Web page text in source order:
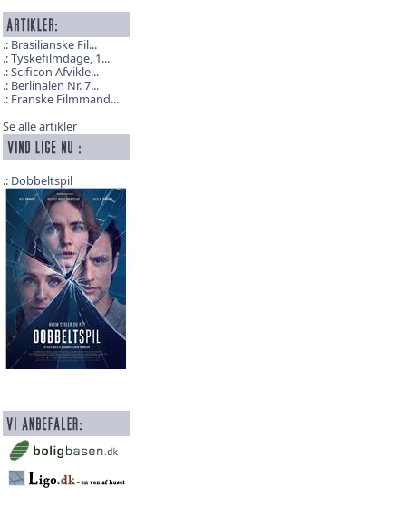
Brasilianske Fil...
Tyskefilmdage, 1...
Scificon Afvikle...
Berlinalen Nr. 7...
Franske Filmmand...
Se alle artikler
Dobbeltspil